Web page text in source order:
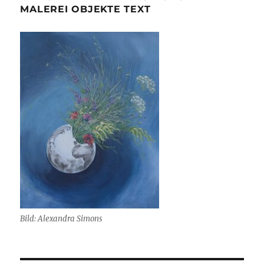
MALEREI OBJEKTE TEXT
Bild: Alexandra Simons